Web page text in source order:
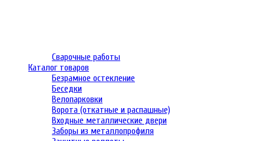
Сварочные работы
Каталог товаров
Безрамное остекление
Беседки
Велопарковки
Ворота (откатные и распашные)
Входные металлические двери
Заборы из металлопрофиля